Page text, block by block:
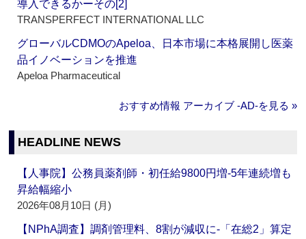
導入できるかーその[2]
TRANSPERFECT INTERNATIONAL LLC
グローバルCDMOのApeloa、日本市場に本格展開し医薬
品イノベーションを推進
Apeloa Pharmaceutical
おすすめ情報 アーカイブ ‐AD‐を見る »
HEADLINE NEWS
【人事院】公務員薬剤師・初任給9800円増‐5年連続増も
昇給幅縮小
2026年08月10日 (月)
【NPhA調査】調剤管理料、8割が減収に‐「在総2」算定